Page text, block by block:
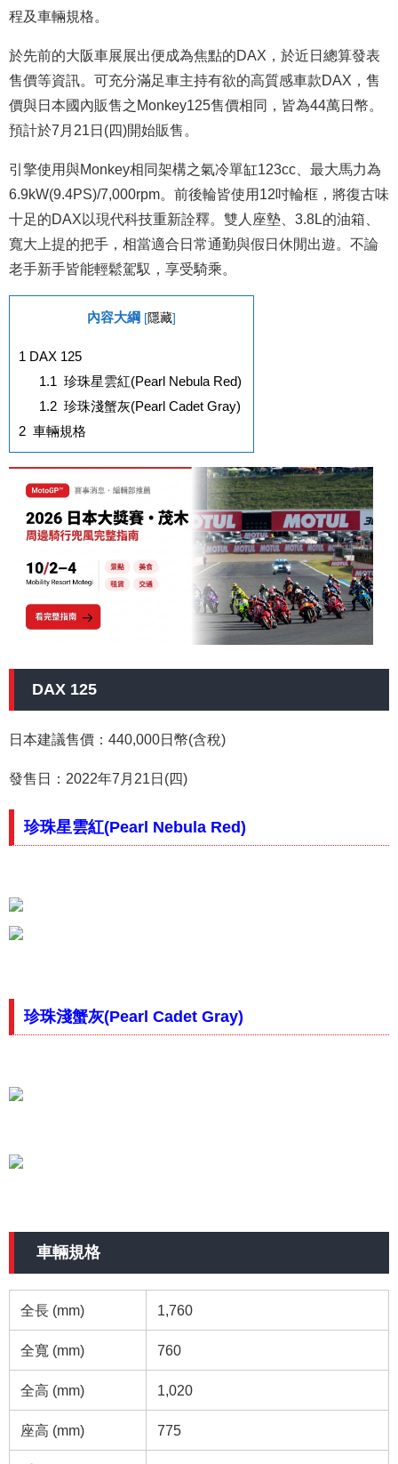
程及車輛規格。
於先前的大阪車展展出便成為焦點的DAX，於近日總算發表
售價等資訊。可充分滿足車主持有欲的高質感車款DAX，售
價與日本國內販售之Monkey125售價相同，皆為44萬日幣。
預計於7月21日(四)開始販售。
引擎使用與Monkey相同架構之氣冷單缸123cc、最大馬力為
6.9kW(9.4PS)/7,000rpm。前後輪皆使用12吋輪框，將復古味
十足的DAX以現代科技重新詮釋。雙人座墊、3.8L的油箱、
寬大上提的把手，相當適合日常通勤與假日休閒出遊。不論
老手新手皆能輕鬆駕馭，享受騎乘。
內容大綱 [隱藏]
1 DAX 125
1.1
珍珠星雲紅(Pearl Nebula Red)
1.2珍珠淺蟹灰(Pearl Cadet Gray)
2 車輛規格
DAX 125
日本建議售價：440,000日幣(含稅)
發售日：2022年7月21日(四)
珍珠星雲紅(Pearl Nebula Red)
珍珠淺蟹灰(Pearl Cadet Gray)
車輛規格
全長 (mm) 1,760
全寬 (mm) 760
全高 (mm) 1,020
座高 (mm) 775